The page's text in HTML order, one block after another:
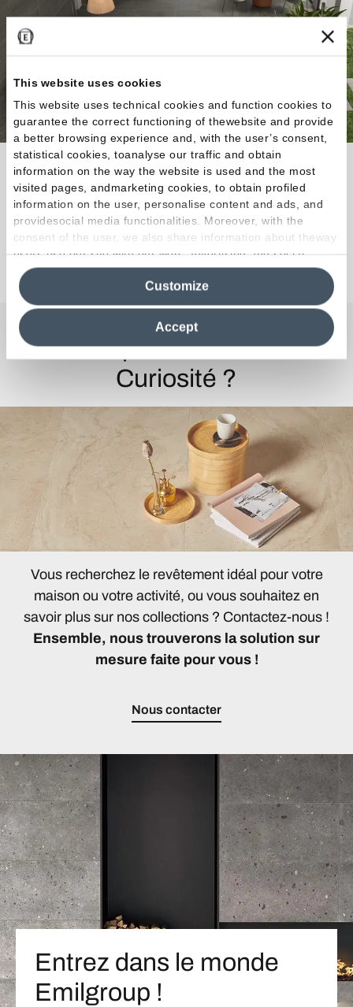
This website uses cookies
This website uses technical cookies and function cookies to
guarantee the correct functioning of thewebsite and provide
a better browsing experience and, with the user’s consent,
statistical cookies, toanalyse our traffic and obtain
information on the way the website is used and the most
visited pages, andmarketing cookies, to obtain profiled
information on the user, personalise content and ads, and
providesocial media functionalities. Moreover, with the
consent of the user, we also share information about theway
users use our site with our web, advertising and social
media analytics partners, who may combine itwith other
information in their possession. By closing this banner,
clicking on "Reject", it will be possible tocontinue browsing
the site after installing only technical cookies. For more
information see the
Cookie Policy
Accept
Customize
La pierre de Portland devient une finition
conceptuelle aux meilleures performances
esthétiques et techniques.
Découvrez la collection
Une question ou une
Curiosité ?
Vous recherchez le revêtement idéal pour votre
maison ou votre activité, ou vous souhaitez en
savoir plus sur nos collections ? Contactez-nous !
Ensemble, nous trouverons la solution sur
mesure faite pour vous !
Nous contacter
Entrez dans le monde
Emilgroup !